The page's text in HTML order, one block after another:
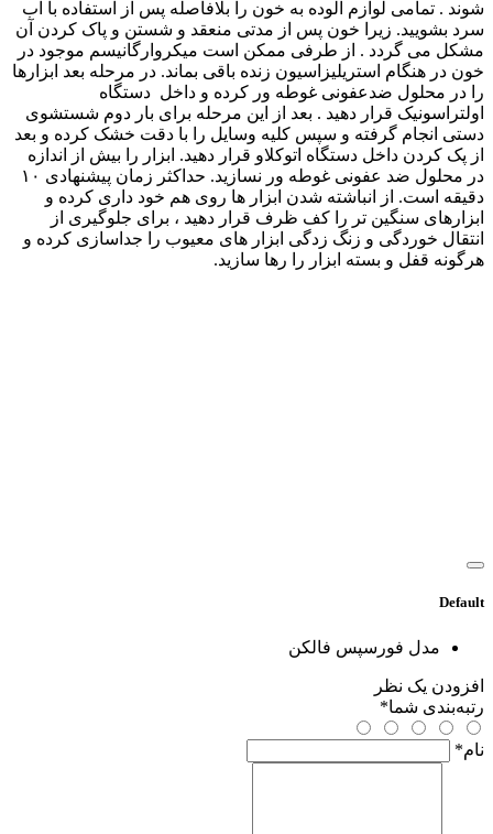
شوند . تمامی لوازم آلوده به خون را بلافاصله پس از استفاده با آب
سرد بشویید. زیرا خون پس از مدتی منعقد و شستن و پاک کردن آن
مشکل می گردد . از طرفی ممکن است میکروارگانیسم موجود در
خون در هنگام استریلیزاسیون زنده باقی بماند. در مرحله بعد ابزارها
را در محلول ضدعفونی غوطه ور کرده و داخل دستگاه
اولتراسونیک قرار دهید . بعد از این مرحله برای بار دوم شستشوی
دستی انجام گرفته و سپس کلیه وسایل را با دقت خشک کرده و بعد
از پک کردن داخل دستگاه اتوکلاو قرار دهید. ابزار را بیش از اندازه
در محلول ضد عفونی غوطه ور نسازید. حداکثر زمان پیشنهادی ۱۰
دقیقه است. از انباشته شدن ابزار ها روی هم خود داری کرده و
ابزارهای سنگین تر را کف ظرف قرار دهید ، برای جلوگیری از
انتقال خوردگی و زنگ زدگی ابزار های معیوب را جداسازی کرده و
هرگونه قفل و بسته ابزار را رها سازید.
Default
مدل فورسپس فالکن
افزودن یک نظر
رتبه‌بندی شما*
نام*